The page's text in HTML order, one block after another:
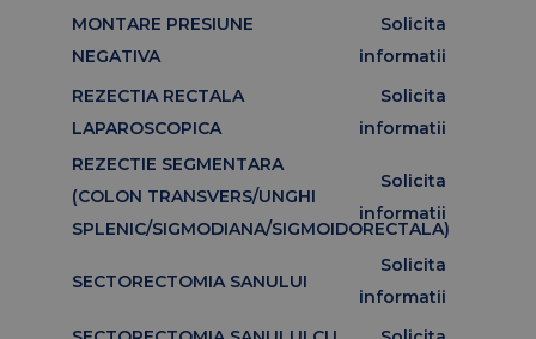
MONTARE PRESIUNE
NEGATIVA
Solicita
informatii
REZECTIA RECTALA
LAPAROSCOPICA
Solicita
informatii
REZECTIE SEGMENTARA
(COLON TRANSVERS/UNGHI
SPLENIC/SIGMODIANA/SIGMOIDORECTALA)
Solicita
informatii
SECTORECTOMIA SANULUI
Solicita
informatii